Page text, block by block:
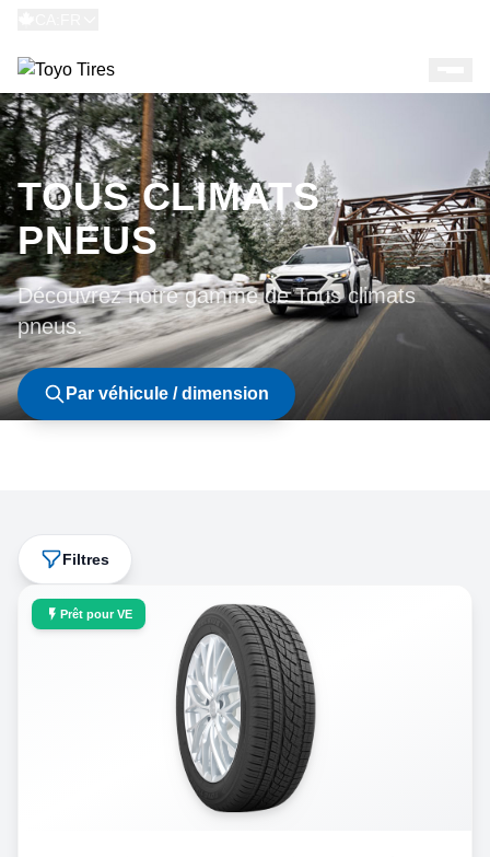
TOUS CLIMATS
PNEUS
Découvrez notre gamme de Tous climats
pneus.
Par véhicule / dimension
Filtres
Prêt pour VE